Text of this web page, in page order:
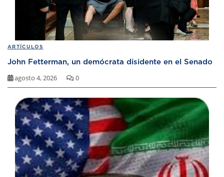
ARTÍCULOS
John Fetterman, un demócrata disidente en el Senado
agosto 4, 2026 0